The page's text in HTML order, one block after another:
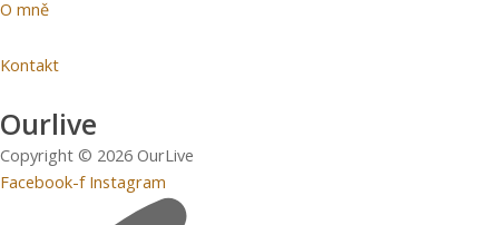
O mně
Kontakt
Ourlive
Copyright © 2026 OurLive
Facebook-f Instagram